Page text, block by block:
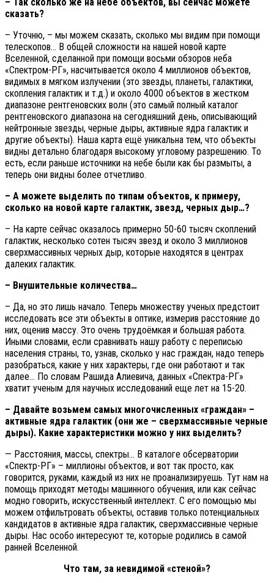
сказать?
– Уточню, – мы можем сказать, сколько мы видим при помощи
телескопов… В общей сложности на нашей новой карте
Вселенной, сделанной при помощи восьми обзоров неба
«Спектром-РГ», насчитывается около 4 миллионов объектов,
видимых в мягком излучении (это звезды, планеты, галактики,
скопления галактик и т.д.) и около 4000 объектов в жестком
диапазоне рентгеновских волн (это самый полный каталог
рентгеновского диапазона на сегодняшний день, описывающий
нейтронные звезды, черные дыры, активные ядра галактик и
другие объекты). Наша карта ещё уникальна тем, что объекты
видны детально благодаря высокому угловому разрешению. То
есть, если раньше источники на небе были как бы размыты, а
теперь они видны более отчетливо.
– А можете выделить по типам объектов, к примеру,
сколько на новой карте галактик, звезд, черных дыр…?
– На карте сейчас оказалось примерно 50-60 тысяч скоплений
галактик, несколько сотен тысяч звезд и около 3 миллионов
сверхмассивных черных дыр, которые находятся в центрах
далеких галактик.
– Внушительные количества…
– Да, но это лишь начало. Теперь множеству ученых предстоит
исследовать все эти объекты в оптике, измерив расстояние до
них, оценив массу. Это очень трудоёмкая и большая работа.
Иными словами, если сравнивать нашу работу с переписью
населения страны, то, узнав, сколько у нас граждан, надо теперь
разобраться, какие у них характеры, где они работают и так
далее… По словам Рашида Алиевича, данных «Спектра-РГ»
хватит ученым для научных исследований еще лет на 15-20.
– Давайте возьмем самых многочисленных «граждан» –
активные ядра галактик (они же – сверхмассивные черные
дыры). Какие характеристики можно у них выделить?
— Расстояния, массы, спектры… В каталоге обсерватории
«Спектр-РГ» – миллионы объектов, и вот так просто, как
говорится, руками, каждый из них не проанализируешь. Тут нам на
помощь приходят методы машинного обучения, или как сейчас
модно говорить, искусственный интеллект. С его помощью мы
можем отфильтровать объекты, оставив только потенциальных
кандидатов в активные ядра галактик, сверхмассивные черные
дыры. Нас особо интересуют те, которые родились в самой
ранней Вселенной.
Что там, за невидимой «стеной»?